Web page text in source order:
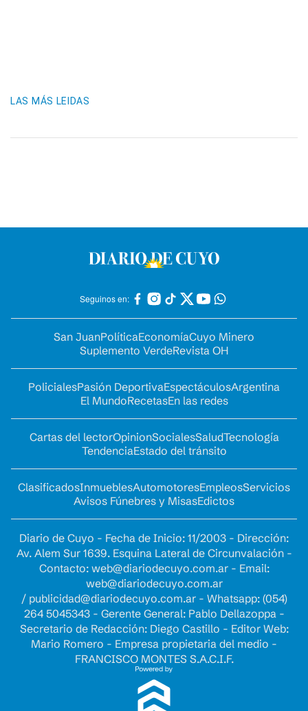
LAS MÁS LEIDAS
Seguinos en:
San JuanPolíticaEconomíaCuyo Minero
Suplemento VerdeRevista OH
PolicialesPasión DeportivaEspectáculosArgentina
El MundoRecetasEn las redes
Cartas del lectorOpinionSocialesSaludTecnología
TendenciaEstado del tránsito
ClasificadosInmueblesAutomotoresEmpleosServicios
Avisos Fúnebres y MisasEdictos
Diario de Cuyo - Fecha de Inicio: 11/2003 - Dirección:
Av. Alem Sur 1639. Esquina Lateral de Circunvalación -
Contacto: web@diariodecuyo.com.ar- Email:
web@diariodecuyo.com.ar
/ publicidad@diariodecuyo.com.ar- Whatsapp: (054)
264 5045343 - Gerente General: Pablo Dellazoppa -
Secretario de Redacción: Diego Castillo - Editor Web:
Mario Romero - Empresa propietaria del medio -
FRANCISCO MONTES S.A.C.I.F.